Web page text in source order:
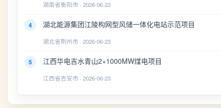
湖南省衡阳市 · 2026-06-23
4 湖北能源集团江陵构网型风储一体化电站示范项目
湖北省荆州市 · 2026-06-23
5 江西华电吉水青山2×1000MW煤电项目
江西省吉安市 · 2026-06-23